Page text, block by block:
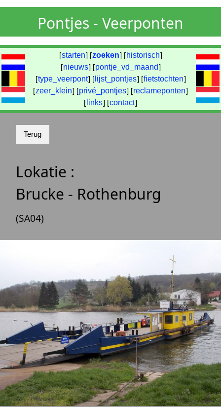
Pontjes - Veerponten
[starten] [zoeken] [ historisch]
[nieuws] [pontje_vd_maand]
[type_veerpont] [ lijst_pontjes] [fietstochten]
[zeer_klein] [privé_pontjes] [reclameponten]
[ links] [contact]
Lokatie :
Brucke - Rothenburg
(SA04)